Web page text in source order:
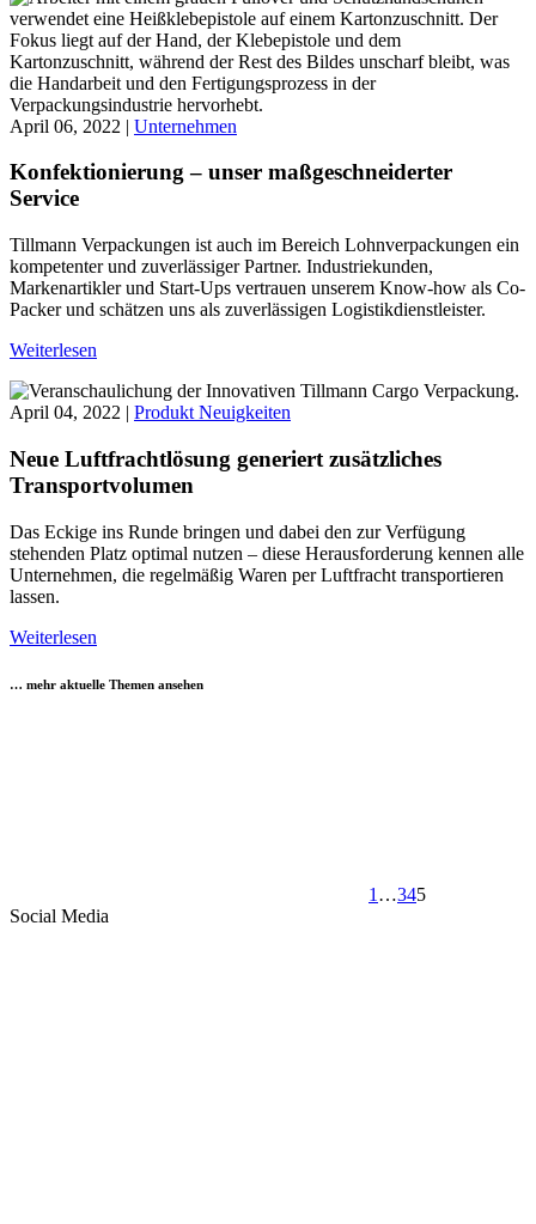
April 06, 2022 | Unternehmen
Konfektionierung – unser maßgeschneiderter
Service
Tillmann Verpackungen ist auch im Bereich Lohnverpackungen ein
kompetenter und zuverlässiger Partner. Industriekunden,
Markenartikler und Start-Ups vertrauen unserem Know-how als Co-
Packer und schätzen uns als zuverlässigen Logistikdienstleister.
Weiterlesen
April 04, 2022 | Produkt Neuigkeiten
Neue Luftfrachtlösung generiert zusätzliches
Transportvolumen
Das Eckige ins Runde bringen und dabei den zur Verfügung
stehenden Platz optimal nutzen – diese Herausforderung kennen alle
Unternehmen, die regelmäßig Waren per Luftfracht transportieren
lassen.
Weiterlesen
… mehr aktuelle Themen ansehen
1…345
Social Media